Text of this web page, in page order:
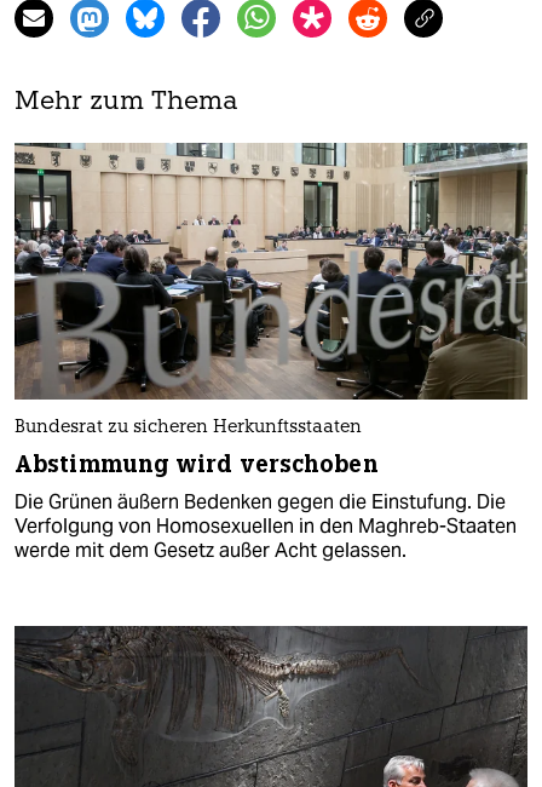
Mehr zum Thema
Bundesrat zu sicheren Herkunftsstaaten
Abstimmung wird verschoben
Die Grünen äußern Bedenken gegen die Einstufung. Die
Verfolgung von Homosexuellen in den Maghreb-Staaten
werde mit dem Gesetz außer Acht gelassen.